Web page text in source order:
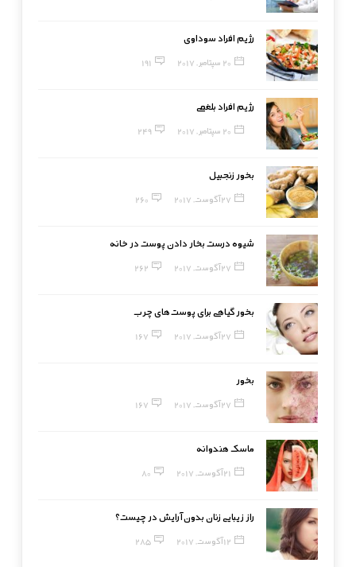
رژیم افراد سوداوی
20 سپتامبر, 2017 191
رژیم افراد بلغمی
20 سپتامبر, 2017 249
بخور زنجبیل
27 آگوست, 2017 260
شیوه درست بخار دادن پوست در خانه
27 آگوست, 2017 262
بخور گیاهی برای پوست‌های چرب
27 آگوست, 2017 167
بخور
27 آگوست, 2017 167
ماسک هندوانه
21 آگوست, 2017 80
راز زیبایی زنان بدون آرایش در چیست؟
12 آگوست, 2017 285